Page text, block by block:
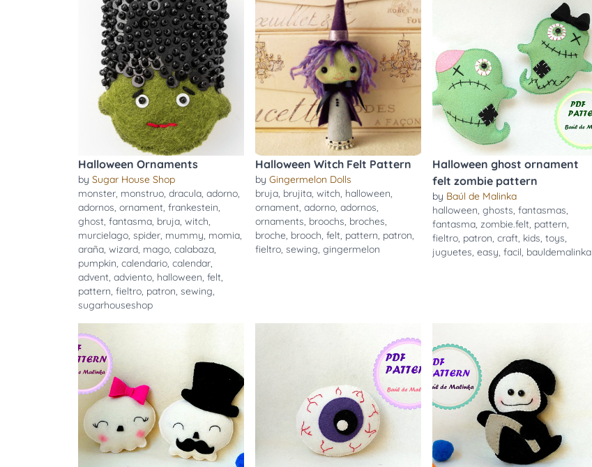
Halloween Ornaments
by Sugar House Shop
monster, monstruo, dracula, adorno,
adornos, ornament, frankestein,
ghost, fantasma, bruja, witch,
murcielago, spider, mummy, momia,
araña, wizard, mago, calabaza,
pumpkin, calendario, calendar,
advent, adviento, halloween, felt,
pattern, fieltro, patron, sewing,
sugarhouseshop
Halloween Witch Felt Pattern
byGingermelon Dolls
bruja, brujita,witch, halloween,
ornament,adorno,adornos,
ornaments, broochs, broches,
broche, brooch,felt, pattern, patron,
fieltro,sewing,gingermelon
Halloween ghost ornament
felt zombie pattern
by Baúl de Malinka
halloween,ghosts,fantasmas,
fantasma,zombie.felt, pattern,
fieltro, patron,craft, kids,toys,
juguetes,easy,facil, bauldemalinka